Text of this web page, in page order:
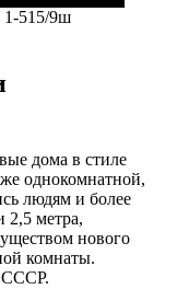
1-515/9ш
дома в стиле
однокомнатной,
людям и более
2,5 метра,
нового
комнаты.
СССР.